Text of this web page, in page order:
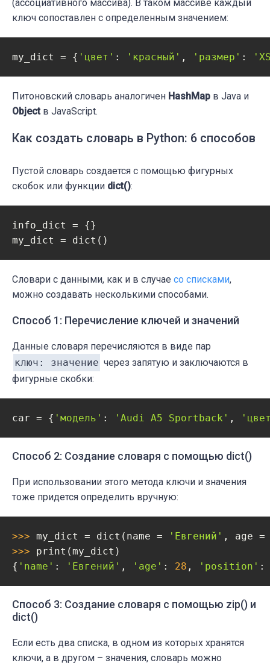
(ассоциативного массива). В таком массиве каждый
ключ сопоставлен с определенным значением:
my_dict = { 'цвет' : 'красный' , 'размер' :
Питоновский словарь аналогичен HashMap в Java и
Object в JavaScript.
Как создать словарь в Python: 6 способов
Пустой словарь создается с помощью фигурных
скобок или функции dict():
info_dict = {}
my_dict = dict()
Словари с данными, как и в случае со списками,
можно создавать несколькими способами.
Способ 1: Перечисление ключей и значений
Данные словаря перечисляются в виде пар
ключ: значение через запятую и заключаются в
фигурные скобки:
car = { 'модель' : 'Audi A5 Sportback' ,
Способ 2: Создание словаря с помощью dict()
При использовании этого метода ключи и значения
тоже придется определить вручную:
>>> my_dict = dict(name = 'Евгений' , age
>>> print(my_dict)
{ 'name' : 'Евгений' , 'age' : 28 , 'position'
Способ 3: Создание словаря с помощью zip() и
dict()
Если есть два списка, в одном из которых хранятся
ключи, а в другом – значения, словарь можно